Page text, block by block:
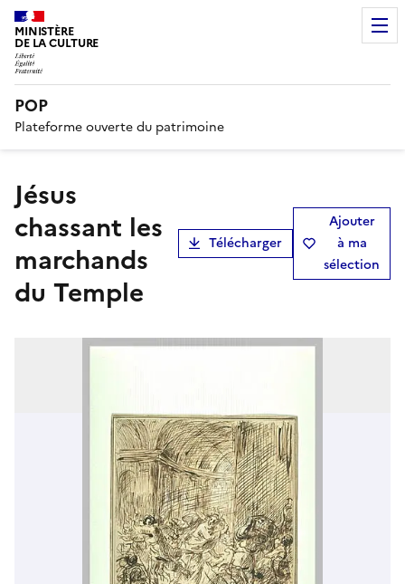
MINISTÈRE
DE LA CULTURE
POP
Plateforme ouverte du patrimoine
Jésus
chassant les
marchands
du Temple
Télécharger
Ajouter
à ma
sélection